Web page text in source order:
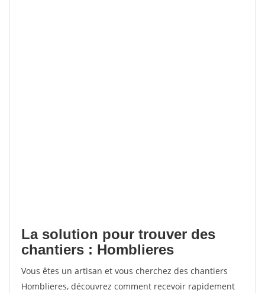
La solution pour trouver des
chantiers : Homblieres
Vous êtes un artisan et vous cherchez des chantiers
Homblieres, découvrez comment recevoir rapidement